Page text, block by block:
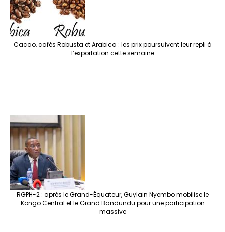
Cacao, cafés Robusta et Arabica : les prix poursuivent leur repli à
l’exportation cette semaine
RGPH-2 : après le Grand-Équateur, Guylain Nyembo mobilise le
Kongo Central et le Grand Bandundu pour une participation
massive